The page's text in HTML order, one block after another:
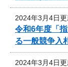
2024年3月4日
令和6年度「
る一般競争入
2024年3月4日